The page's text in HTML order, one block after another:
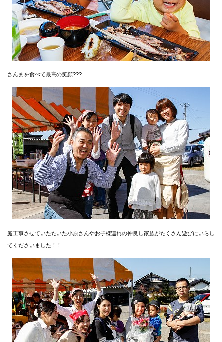
さんまを食べて最高の笑顔???
庭工事させていただいた小原さんやお子様連れの仲良し家族がたくさん遊びにいらし
てくださいました！！